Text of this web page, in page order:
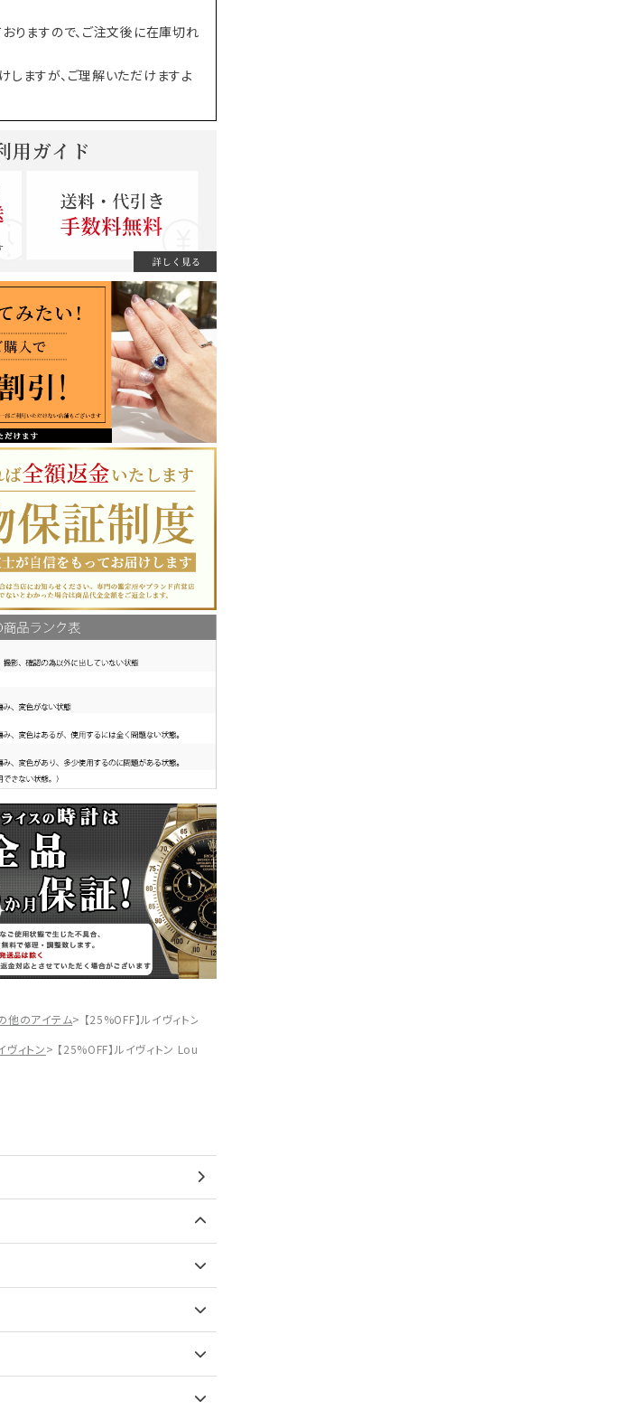
りますので、ご注文後に在庫切れ
ますが、ご理解いただけますよ
他のアイテム
【25%OFF】ルイヴィトン Louis Vuitton ヴィヴィエンヌ ファー M02300 チャーム ブランド小物 キーホルダー レ
ヴィトン 【25%OFF】ルイヴィトン Louis Vuitton ヴィヴィエンヌ ファー M02300 チャーム ブランド小物 キーホルダー レディー